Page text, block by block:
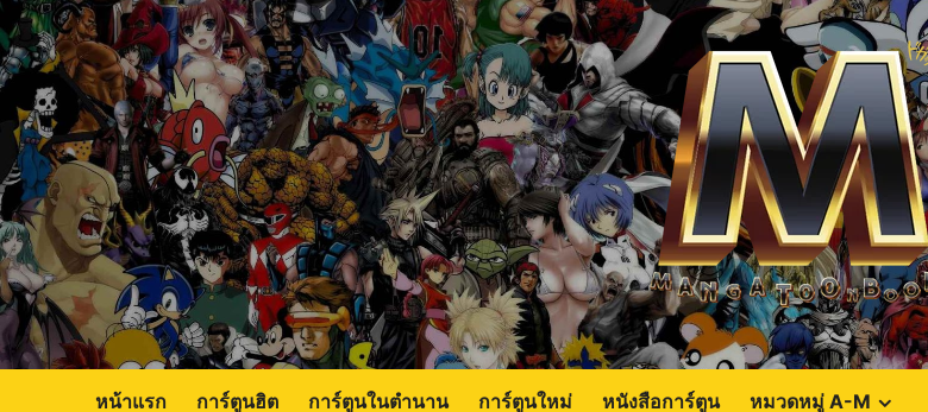
Skip
to
content
หน้าแรก การ์ตูนฮิต การ์ตูนในตำนาน การ์ตูนใหม่ หนังสือการ์ตูน หมวดหมู่ A-M